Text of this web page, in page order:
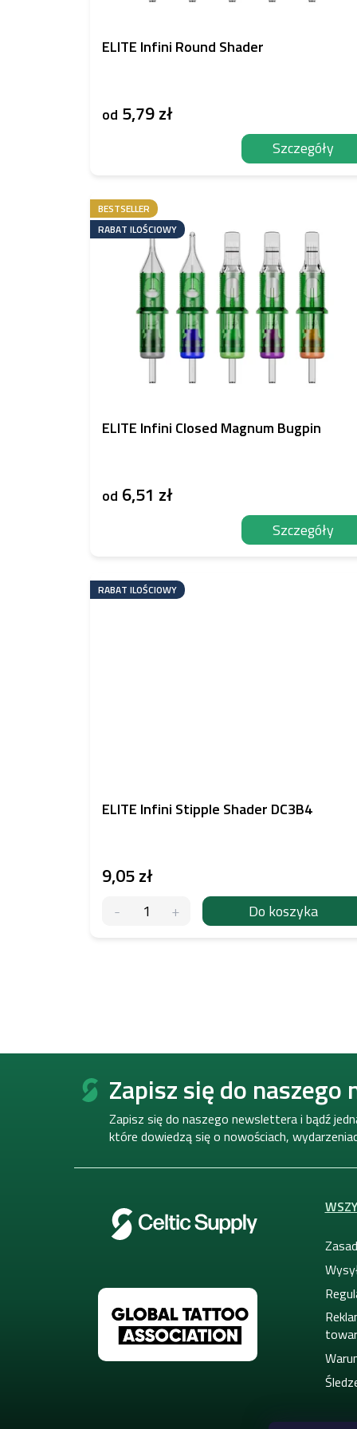
ELITE Infini Round Shader
od 5,79 zł
Szczegóły
BESTSELLER
RABAT ILOŚCIOWY
ELITE Infini Closed Magnum Bugpin
od 6,51 zł
Szczegóły
RABAT ILOŚCIOWY
ELITE Infini Stipple Shader DC3B4
9,05 zł
Do koszyka
S
Zapisz się do
Zapisz się do naszego newslettera i bądź
które dowiedzą się o nowościach,